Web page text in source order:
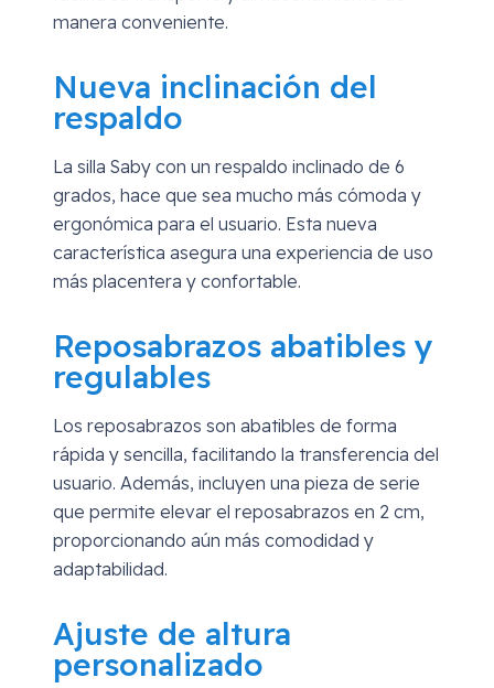
manera conveniente.
Nueva inclinación del
respaldo
La silla Saby con un respaldo inclinado de 6
grados, hace que sea mucho más cómoda y
ergonómica para el usuario. Esta nueva
característica asegura una experiencia de uso
más placentera y confortable.
Reposabrazos abatibles y
regulables
Los reposabrazos son abatibles de forma
rápida y sencilla, facilitando la transferencia del
usuario. Además, incluyen una pieza de serie
que permite elevar el reposabrazos en 2 cm,
proporcionando aún más comodidad y
adaptabilidad.
Ajuste de altura
personalizado